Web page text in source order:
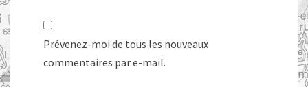
Prévenez-moi de tous les nouveaux
commentaires par e-mail.